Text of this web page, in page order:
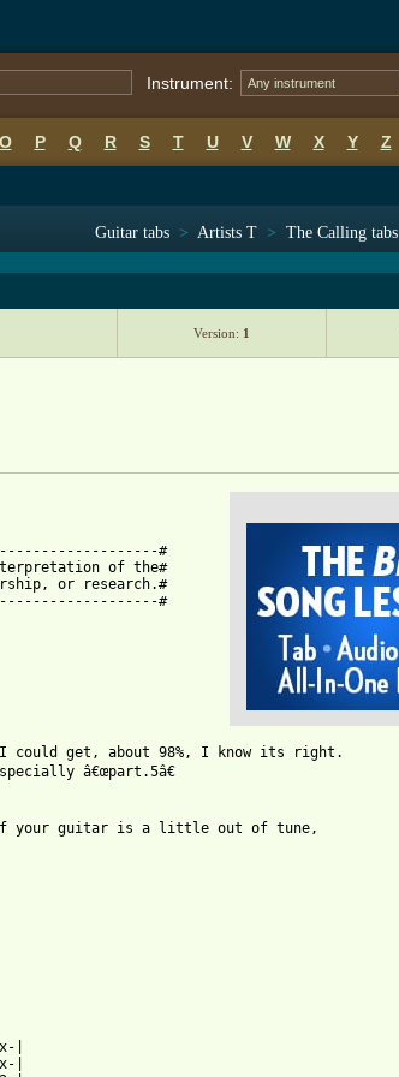
Instrument: Any instrument
O P Q R S T U V W X Y Z
Guitar tabs > Artists T > The Calling tabs
Version: 1
#
of the#
or research.#
#
could get, about 98%, I know its right.
â€œpart.5â€
if your guitar is a little out of tune,
x-x-|
x-x-|